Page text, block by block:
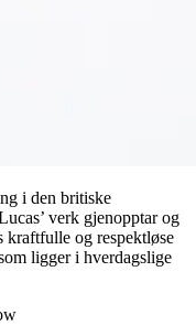
i den britiske
verk gjenopptar og
kraftfulle og respektløse
ligger i hverdagslige